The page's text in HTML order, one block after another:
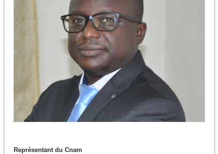
Représentant du Cnam